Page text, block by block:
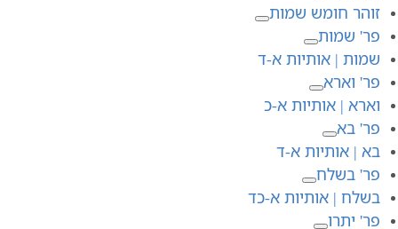
זוהר חומש שמות
פר' שמות
שמות | אותיות א-ד
פר' וארא
וארא | אותיות א-כ
פר' בא
בא | אותיות א-ד
פר' בשלח
בשלח | אותיות א-כד
פר' יתרו